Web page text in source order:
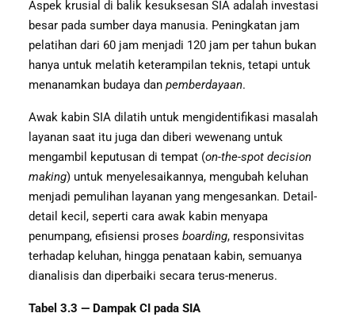
Aspek krusial di balik kesuksesan SIA adalah investasi
besar pada sumber daya manusia. Peningkatan jam
pelatihan dari 60 jam menjadi 120 jam per tahun bukan
hanya untuk melatih keterampilan teknis, tetapi untuk
menanamkan budaya dan pemberdayaan.
Awak kabin SIA dilatih untuk mengidentifikasi masalah
layanan saat itu juga dan diberi wewenang untuk
mengambil keputusan di tempat (on-the-spot decision
making) untuk menyelesaikannya, mengubah keluhan
menjadi pemulihan layanan yang mengesankan. Detail-
detail kecil, seperti cara awak kabin menyapa
penumpang, efisiensi proses boarding, responsivitas
terhadap keluhan, hingga penataan kabin, semuanya
dianalisis dan diperbaiki secara terus-menerus.
Tabel 3.3 — Dampak CI pada SIA